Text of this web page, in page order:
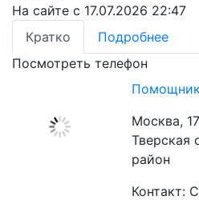
На сайте с 17.07.2026 22:47
Кратко
Подробнее
Посмотреть телефон
Москва,
Тверская
район
Контакт: